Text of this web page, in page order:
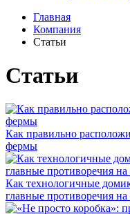
Главная
Компания
Статьи
Статьи
Как правильно
фермы
Как технологичные
главные противоречия